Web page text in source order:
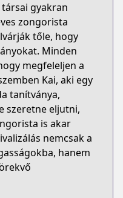
gyakran
zongorista
tőle, hogy
Minden
megfeleljen a
Kai, aki egy
tanítványa,
szeretne eljutni,
is akar
nemcsak a
hanem